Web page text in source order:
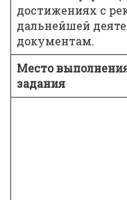
достижениях с
дальнейшей
документам.
Место
задания